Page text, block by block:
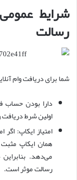
شرایط
رسالت
شما برای دریافت وام
دارا بودن حساب
اولین شرط
امتیاز ایکاپ:
همان ایکاپ
می‌دهد.
رسالت موثر است.